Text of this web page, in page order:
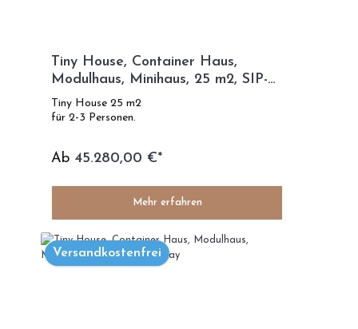
Tiny House, Container Haus,
Modulhaus, Minihaus, 25 m2, SIP-
Tiny House 25 m2
für 2-3 Personen.
Ab 45.280,00 €*
Mehr erfahren
Versandkostenfrei